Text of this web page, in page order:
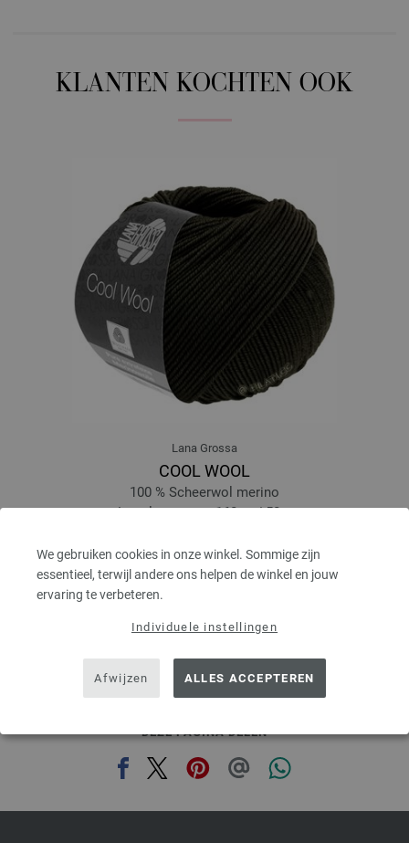
We gebruiken cookies in onze winkel. Sommige zijn
essentieel, terwijl andere ons helpen de winkel en jouw
ervaring te verbeteren.
Individuele instellingen
Afwijzen ALLES ACCEPTEREN
KLANTEN KOCHTEN OOK
Lana Grossa
COOL WOOL
100 % Scheerwol merino
Looplengte: ca. 160 m / 50 g
5,46 €
6,37 $
excl. btw, excl. verzendkosten, Artikelprijs: / kg
DEZE PAGINA DELEN